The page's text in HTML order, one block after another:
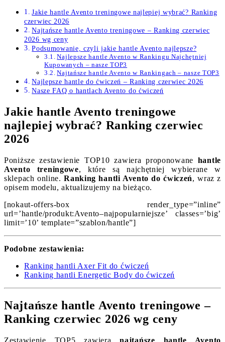
Jakie hantle Avento treningowe najlepiej wybrać? Ranking
czerwiec 2026
Najtańsze hantle Avento treningowe – Ranking czerwiec
2026 wg ceny
Podsumowanie, czyli jakie hantle Avento najlepsze?
Najlepsze hantle Avento w Rankingu Najchętniej
Kupowanych – nasze TOP3
Najtańsze hantle Avento w Rankingach – nasze TOP3
Najlepsze hantle do ćwiczeń – Ranking czerwiec 2026
Nasze FAQ o hantlach Avento do ćwiczeń
Jakie hantle Avento treningowe
najlepiej wybrać? Ranking czerwiec
2026
Poniższe zestawienie TOP10 zawiera proponowane hantle
Avento treningowe, które są najchętniej wybierane w
sklepach online.Ranking hantli Avento do ćwiczeń, wraz z
opisem modelu, aktualizujemy na bieżąco.
[nokaut-offers-box render_type=”inline”
url=’hantle/produkt:Avento–najpopularniejsze’ classes=’big’
limit=’10’ template=”szablon/hantle”]
Podobne zestawienia:
Ranking hantli Axer Fit do ćwiczeń
Ranking hantli Energetic Body do ćwiczeń
Najtańsze hantle Avento treningowe –
Ranking czerwiec 2026 wg ceny
Zestawienie TOP5 zawieranajtańsze hantle Avento